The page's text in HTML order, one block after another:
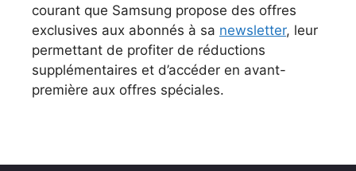
courant que Samsung propose des offres
exclusives aux abonnés à sa newsletter, leur
permettant de profiter de réductions
supplémentaires et d’accéder en avant-
première aux offres spéciales.